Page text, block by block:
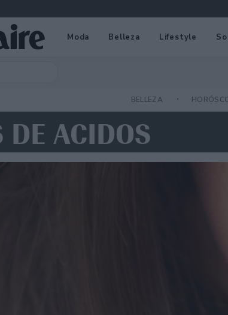
Moda Belleza Lifestyle
BELLEZA
DE ACIDOS